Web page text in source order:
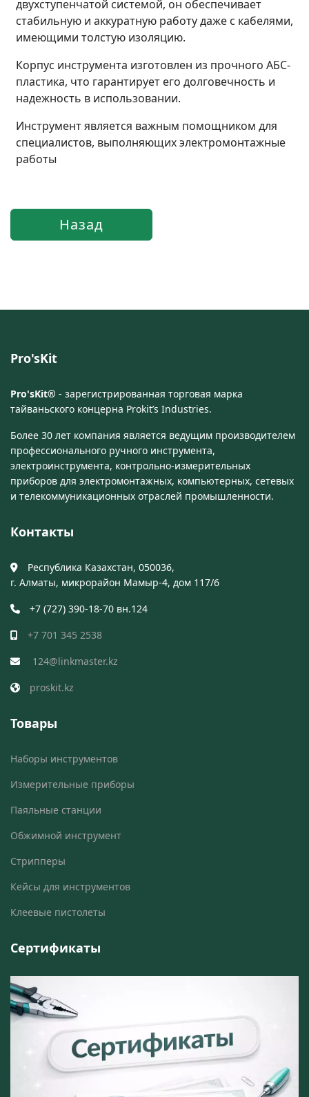
двухступенчатой системой, он обеспечивает
стабильную и аккуратную работу даже с кабелями,
имеющими толстую изоляцию.
Корпус инструмента изготовлен из прочного АБС-
пластика, что гарантирует его долговечность и
надежность в использовании.
Инструмент является важным помощником для
специалистов, выполняющих электромонтажные
работы
Pro'sKit
Pro'sKit® - зарегистрированная торговая марка
тайваньского концерна Prokit’s Industries.
Более 30 лет компания является ведущим производителем
профессионального ручного инструмента,
электроинструмента, контрольно-измерительных
приборов для электромонтажных, компьютерных, сетевых
и телекоммуникационных отраслей промышленности.
Контакты
Республика Казахстан, 050036,
г. Алматы, микрорайон Мамыр-4, дом 117/6
+7 (727) 390-18-70 вн.124
+7 701 345 2538
124@linkmaster.kz
proskit.kz
Товары
Наборы инструментов
Измерительные приборы
Паяльные станции
Обжимной инструмент
Стрипперы
Кейсы для инструментов
Клеевые пистолеты
Сертификаты